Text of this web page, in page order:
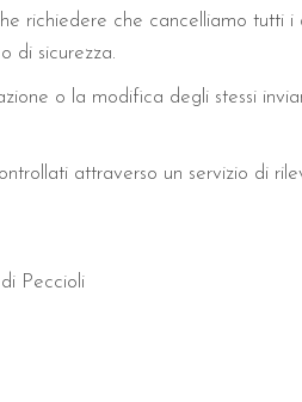
richiedere che cancelliamo
di sicurezza.
o la modifica degli stessi
attraverso un servizio di
Peccioli